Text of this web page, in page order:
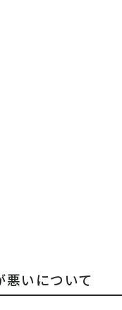
いについて